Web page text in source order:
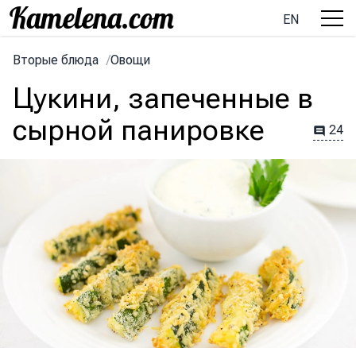
EN
Вторые блюда /Овощи
Цукини, запеченные в
сырной панировке
24